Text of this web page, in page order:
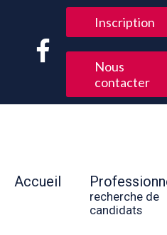
Inscription
Nous
contacter
Accueil
recherche de
candidats